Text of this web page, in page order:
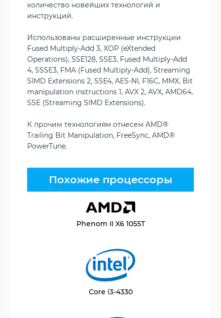
количество новейших технологий и
инструкций.
Использованы расширенные инструкции
Fused Multiply-Add 3, XOP (eXtended
Operations), SSE128, SSE3, Fused Multiply-Add
4, SSSE3, FMA (Fused Multiply-Add), Streaming
SIMD Extensions 2, SSE4, AES-NI, F16C, MMX, Bit
manipulation instructions 1, AVX 2, AVX, AMD64,
SSE (Streaming SIMD Extensions).
К прочим технологиям отнесем AMD®
Trailing Bit Manipulation, FreeSync, AMD®
PowerTune.
Похожие процессоры
Phenom II X6 1055T
Core i3-4330